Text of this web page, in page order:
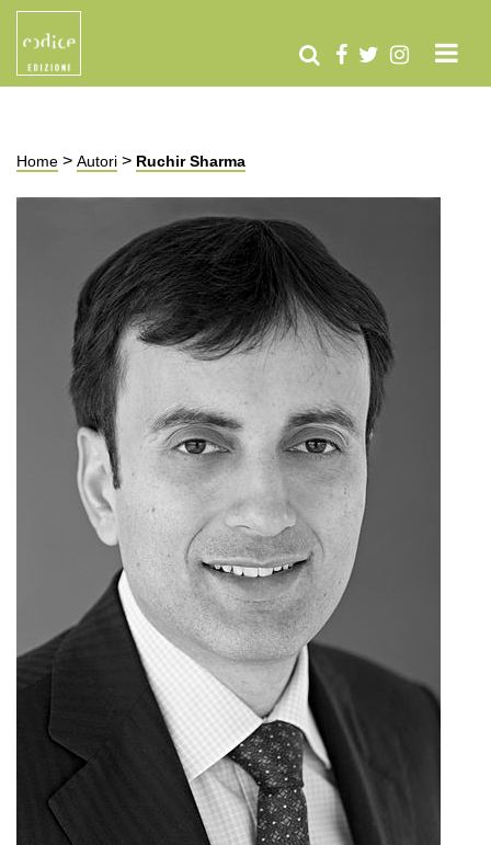
Home > Autori > Ruchir Sharma